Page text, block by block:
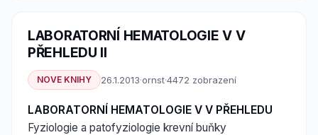
LABORATORNÍ HEMATOLOGIE V V
PŘEHLEDU II
NOVE KNIHY 26.1.2013·ornst·4472 zobrazení
LABORATORNÍ HEMATOLOGIE V V PŘEHLEDU
Fyziologie a patofyziologie krevní buňky